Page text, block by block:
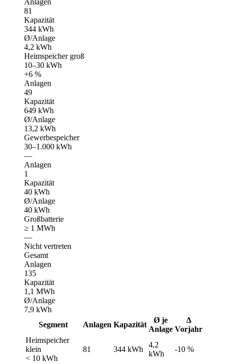
81
Kapazität
344 kWh
Ø/Anlage
4,2 kWh
Heimspeicher groß
10–30 kWh
+6 %
Anlagen
49
Kapazität
649 kWh
Ø/Anlage
13,2 kWh
Gewerbespeicher
30–1.000 kWh
—
Anlagen
1
Kapazität
40 kWh
Ø/Anlage
40 kWh
Großbatterie
≥ 1 MWh
—
Nicht vertreten
Gesamt
Anlagen
135
Kapazität
1,1 MWh
Ø/Anlage
7,9 kWh
Segment
Anlagen Kapazität
Ø je
Anlage
Δ
Vorjahr
Heimspeicher
klein
< 10 kWh
81 344 kWh
4,2
kWh
-10 %